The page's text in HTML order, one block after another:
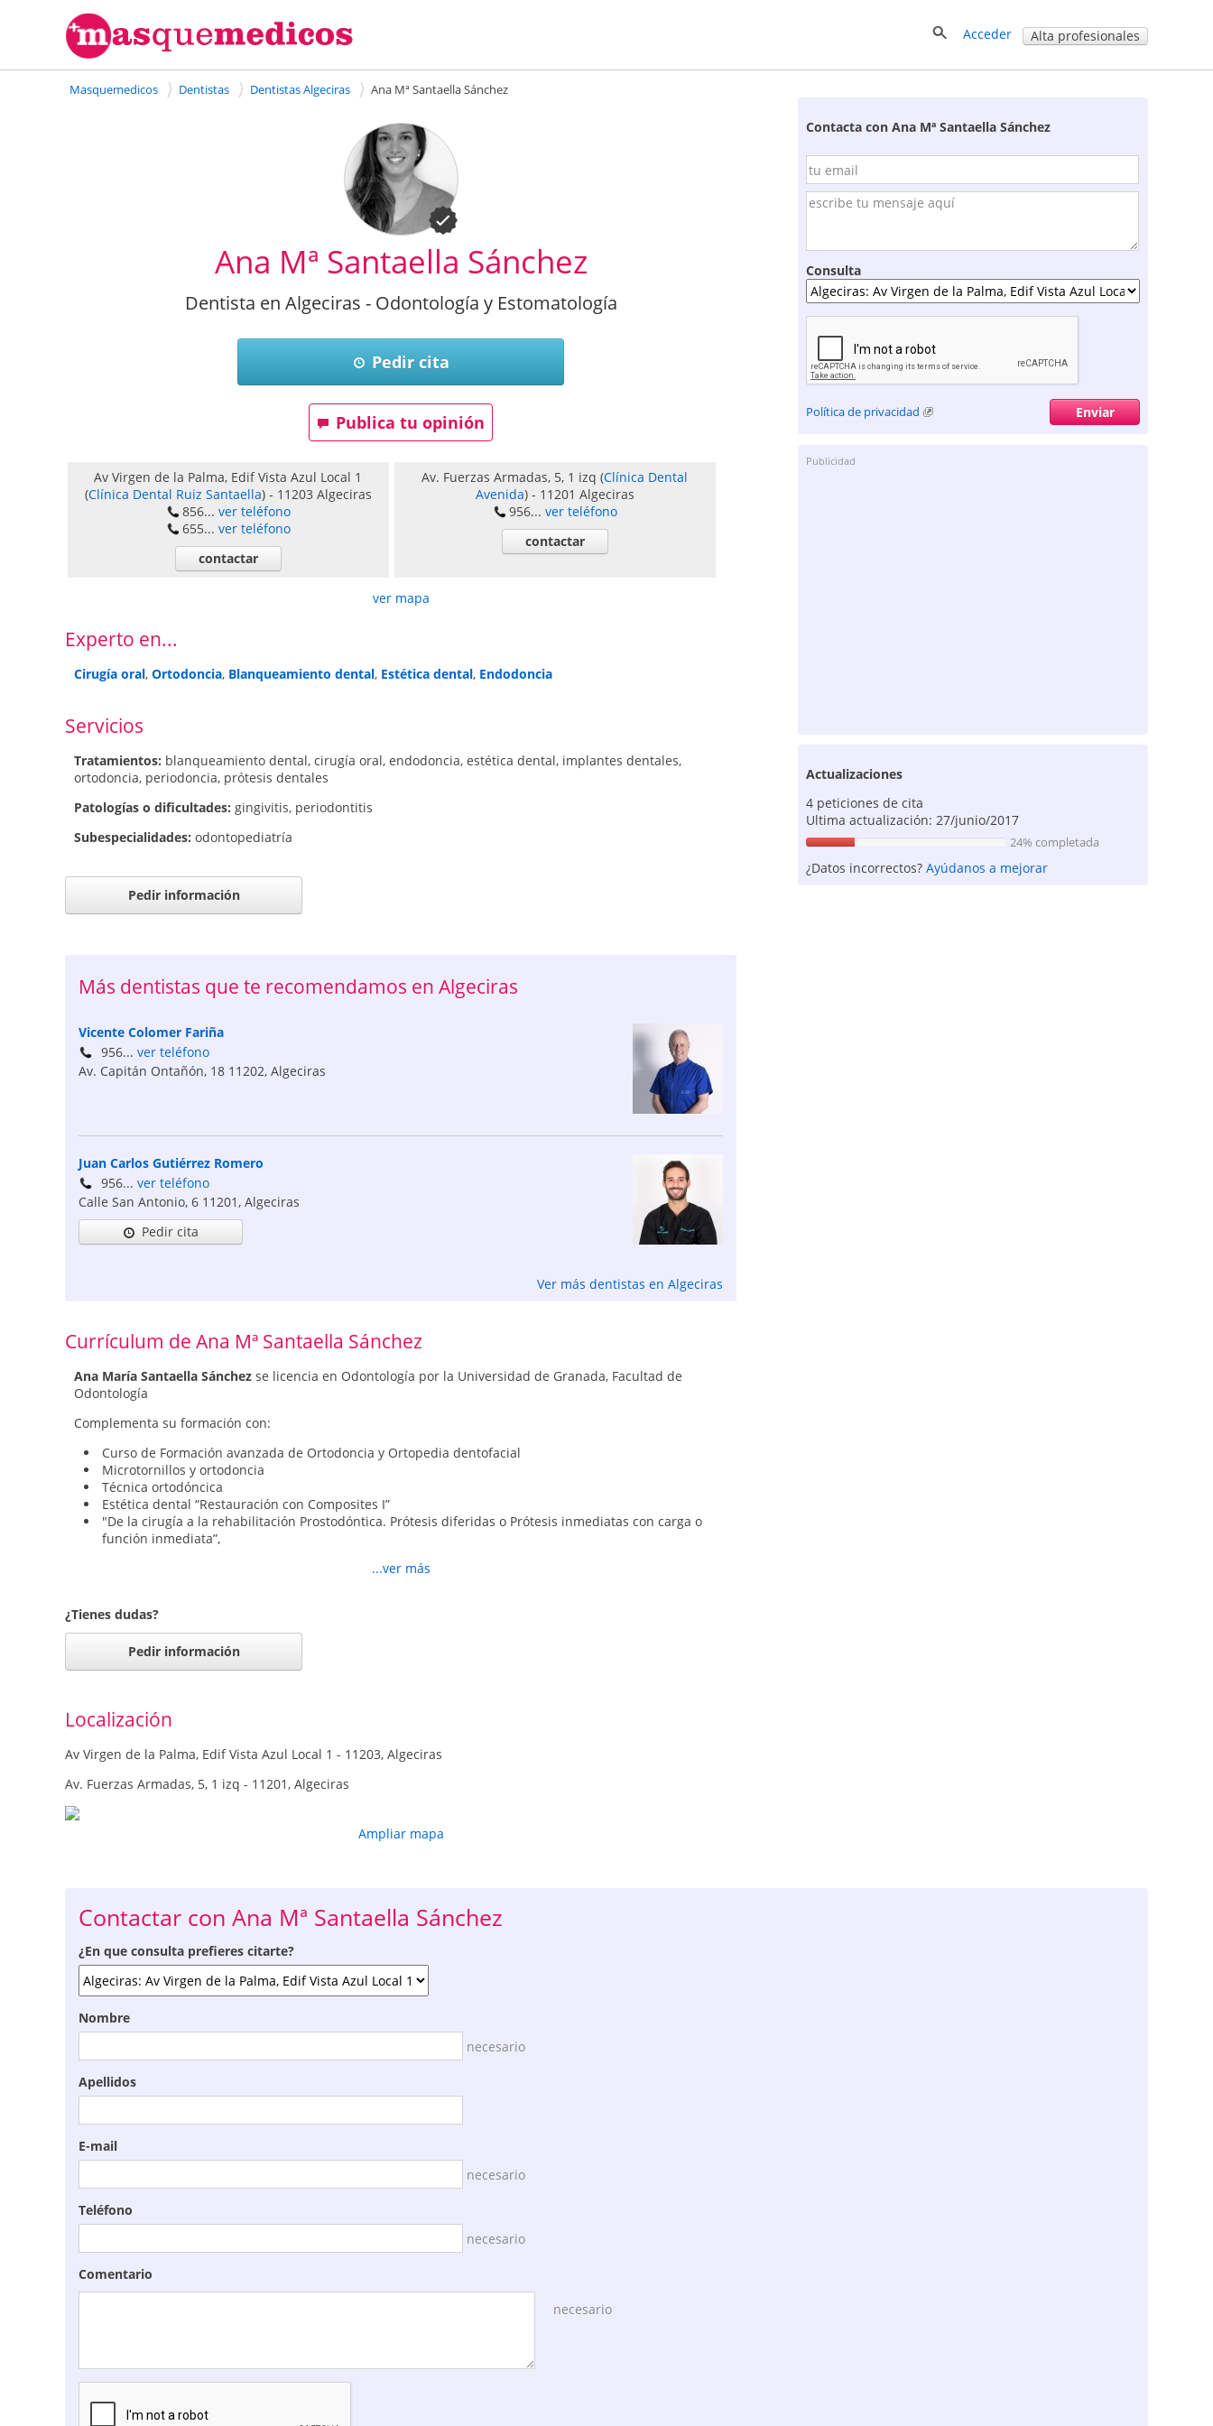
Acceder Alta profesionales
Masquemedicos Dentistas Dentistas Algeciras Ana Mª Santaella Sánchez
Ana Mª Santaella Sánchez
Dentista en Algeciras - Odontología y Estomatología
Pedir cita
Publica tu opinión
Av Virgen de la Palma, Edif Vista Azul Local 1
(Clínica Dental Ruiz Santaella)- 11203 Algeciras
856... ver teléfono
655... ver teléfono
contactar
Av. Fuerzas Armadas, 5, 1 izq (Clínica Dental
Avenida) - 11201 Algeciras
956... ver teléfono
contactar
ver mapa
Experto en...
Cirugía oral, Ortodoncia, Blanqueamiento dental, Estética dental, Endodoncia
Servicios
Tratamientos: blanqueamiento dental, cirugía oral, endodoncia, estética dental, implantes dentales,
ortodoncia, periodoncia, prótesis dentales
Patologí­as o dificultades: gingivitis, periodontitis
Subespecialidades: odontopediatría
Pedir información
Más dentistas que te recomendamos en Algeciras
Vicente Colomer Fariña
956... ver teléfono
Av. Capitán Ontañón, 18 11202, Algeciras
Juan Carlos Gutiérrez Romero
956... ver teléfono
Calle San Antonio, 6 11201, Algeciras
Pedir cita
Ver más dentistas en Algeciras
Currículum de Ana Mª Santaella Sánchez
Ana María Santaella Sánchez se licencia en Odontología por la Universidad de Granada, Facultad de
Odontología
Complementa su formación con:
Curso de Formación avanzada de Ortodoncia y Ortopedia dentofacial
Microtornillos y ortodoncia
Técnica ortodóncica
Estética dental “Restauración con Composites I”
"De la cirugía a la rehabilitación Prostodóntica. Prótesis diferidas o Prótesis inmediatas con carga o
función inmediata”,
...ver más
¿Tienes dudas?
Pedir información
Localización
Av Virgen de la Palma, Edif Vista Azul Local 1 - 11203, Algeciras
Av. Fuerzas Armadas, 5, 1 izq - 11201, Algeciras
Ampliar mapa
Contacta con Ana Mª Santaella Sánchez
Consulta
Política de privacidad
Publicidad
Actualizaciones
4 peticiones de cita
Ultima actualización: 27/junio/2017
24% completada
¿Datos incorrectos?Ayúdanos a mejorar
Contactar con Ana Mª Santaella Sánchez
¿En que consulta prefieres citarte?
Nombre
necesario
Apellidos
E-mail
necesario
Teléfono
necesario
Comentario
necesario